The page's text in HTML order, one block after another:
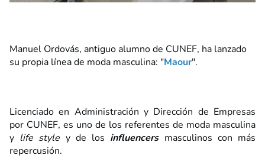
Manuel Ordovás, antiguo alumno de CUNEF, ha lanzado
su propia línea de moda masculina: "Maour".
Licenciado en Administración y Dirección de Empresas
por CUNEF, es uno de los referentes de moda masculina
y life style y de los influencersmasculinos con más
repercusión.